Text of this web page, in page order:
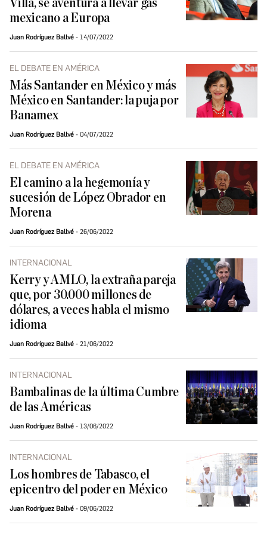
Villa, se aventura a llevar gas
mexicano a Europa
Juan Rodríguez Ballvé 14/07/2022
EL DEBATE EN AMÉRICA
Más Santander en México y más
México en Santander: la puja por
Banamex
Juan Rodríguez Ballvé 04/07/2022
EL DEBATE EN AMÉRICA
El camino a la hegemonía y
sucesión de López Obrador en
Morena
Juan Rodríguez Ballvé 26/06/2022
INTERNACIONAL
Kerry y AMLO, la extraña pareja
que, por 30.000 millones de
dólares, a veces habla el mismo
idioma
Juan Rodríguez Ballvé 21/06/2022
INTERNACIONAL
Bambalinas de la última Cumbre
de las Américas
Juan Rodríguez Ballvé 13/06/2022
INTERNACIONAL
Los hombres de Tabasco, el
epicentro del poder en México
Juan Rodríguez Ballvé 09/06/2022